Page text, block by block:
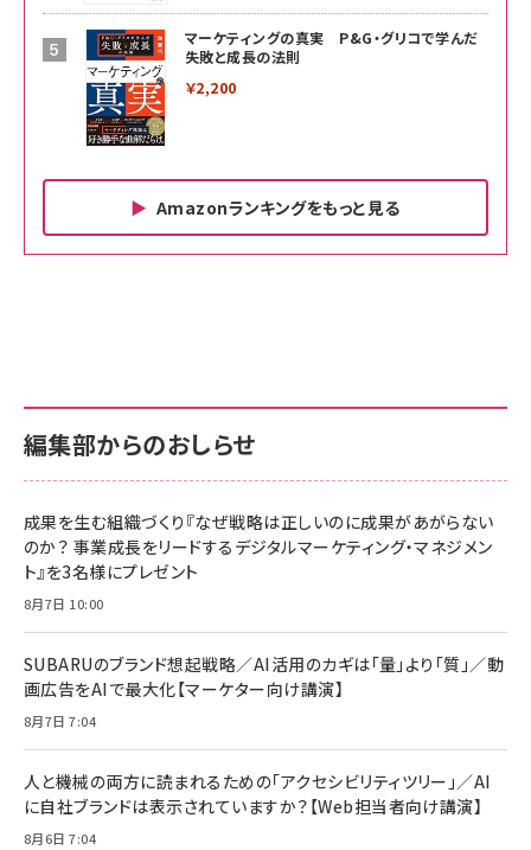
マーケティングの真実 P&G・グリコで学んだ
失敗と成長の法則
￥2,200
Amazonランキングをもっと見る
￥880
anan(アンアン)2026/06/24号 No.2500増刊
スペシャルエディション[王道エンタメの矜持／
￥1,100
anan(アンアン)2026/07/08号 No.2502[2026
￥880
ママ投資家が育休中に１億貯めた株式投資
組織の成果を最大化する ルールのデザイン
￥1,980
サポート正規品 メーカー保証5年 KLMEA128G
NIMASO ガラスフィルム iPhone 17 用 保護フィ
すい ガイド枠付き いPhone17 (6.3インチ) 対応
2枚セット DSP25F1698
￥1,599
￥6,980
全ワイヤレスイヤホン/アクティブノイズキャンセリ
技術基準適合】ブラック
￥5,990
サポート正規品 メーカー保証5年 KLMEA128G
Amazon eギフトカード - Amazonロゴ - クラ
￥5,000
Anker PowerLine III Flow USB-C & USB-C
Pro/Air 各種対応 (1.8m ミッドナイトブラック)
￥1,890
サッポロ 生ビール 黒ラベル 350ml 缶 24本 ビー
ル ケース買い【6/30応募〆切! 黒ラベルビヤセラー
編集部からのおしらせ
成果を生む組織づくり『なぜ戦略は正しいのに成果があがらない
のか？ 事業成長をリードするデジタルマーケティング・マネジメン
ト』を3名様にプレゼント
8月7日 10:00
SUBARUのブランド想起戦略／AI活用のカギは「量」より「質」／動
画広告をAIで最大化【マーケター向け講演】
8月7日 7:04
人と機械の両方に読まれるための「アクセシビリティツリー」／AI
に自社ブランドは表示されていますか？【Web担当者向け講演】
8月6日 7:04